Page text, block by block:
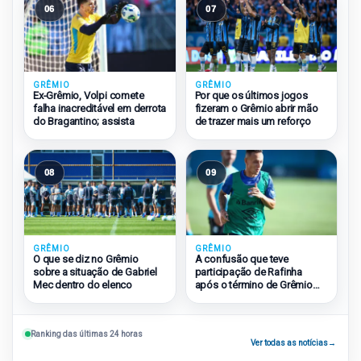
06
GRÊMIO
Ex-Grêmio, Volpi comete
falha inacreditável em derrota
do Bragantino; assista
07
GRÊMIO
Por que os últimos jogos
fizeram o Grêmio abrir mão
de trazer mais um reforço
08
GRÊMIO
O que se diz no Grêmio
sobre a situação de Gabriel
Mec dentro do elenco
09
GRÊMIO
A confusão que teve
participação de Rafinha
após o término de Grêmio
Ranking das últimas 24 horas
Ver todas as notícias→